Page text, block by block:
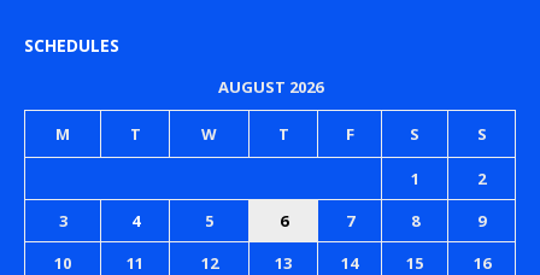
SCHEDULES
AUGUST 2026
M T W T F S S
1
2
3
4 5 6 7 8
9
10
11 12 13 14 15
16